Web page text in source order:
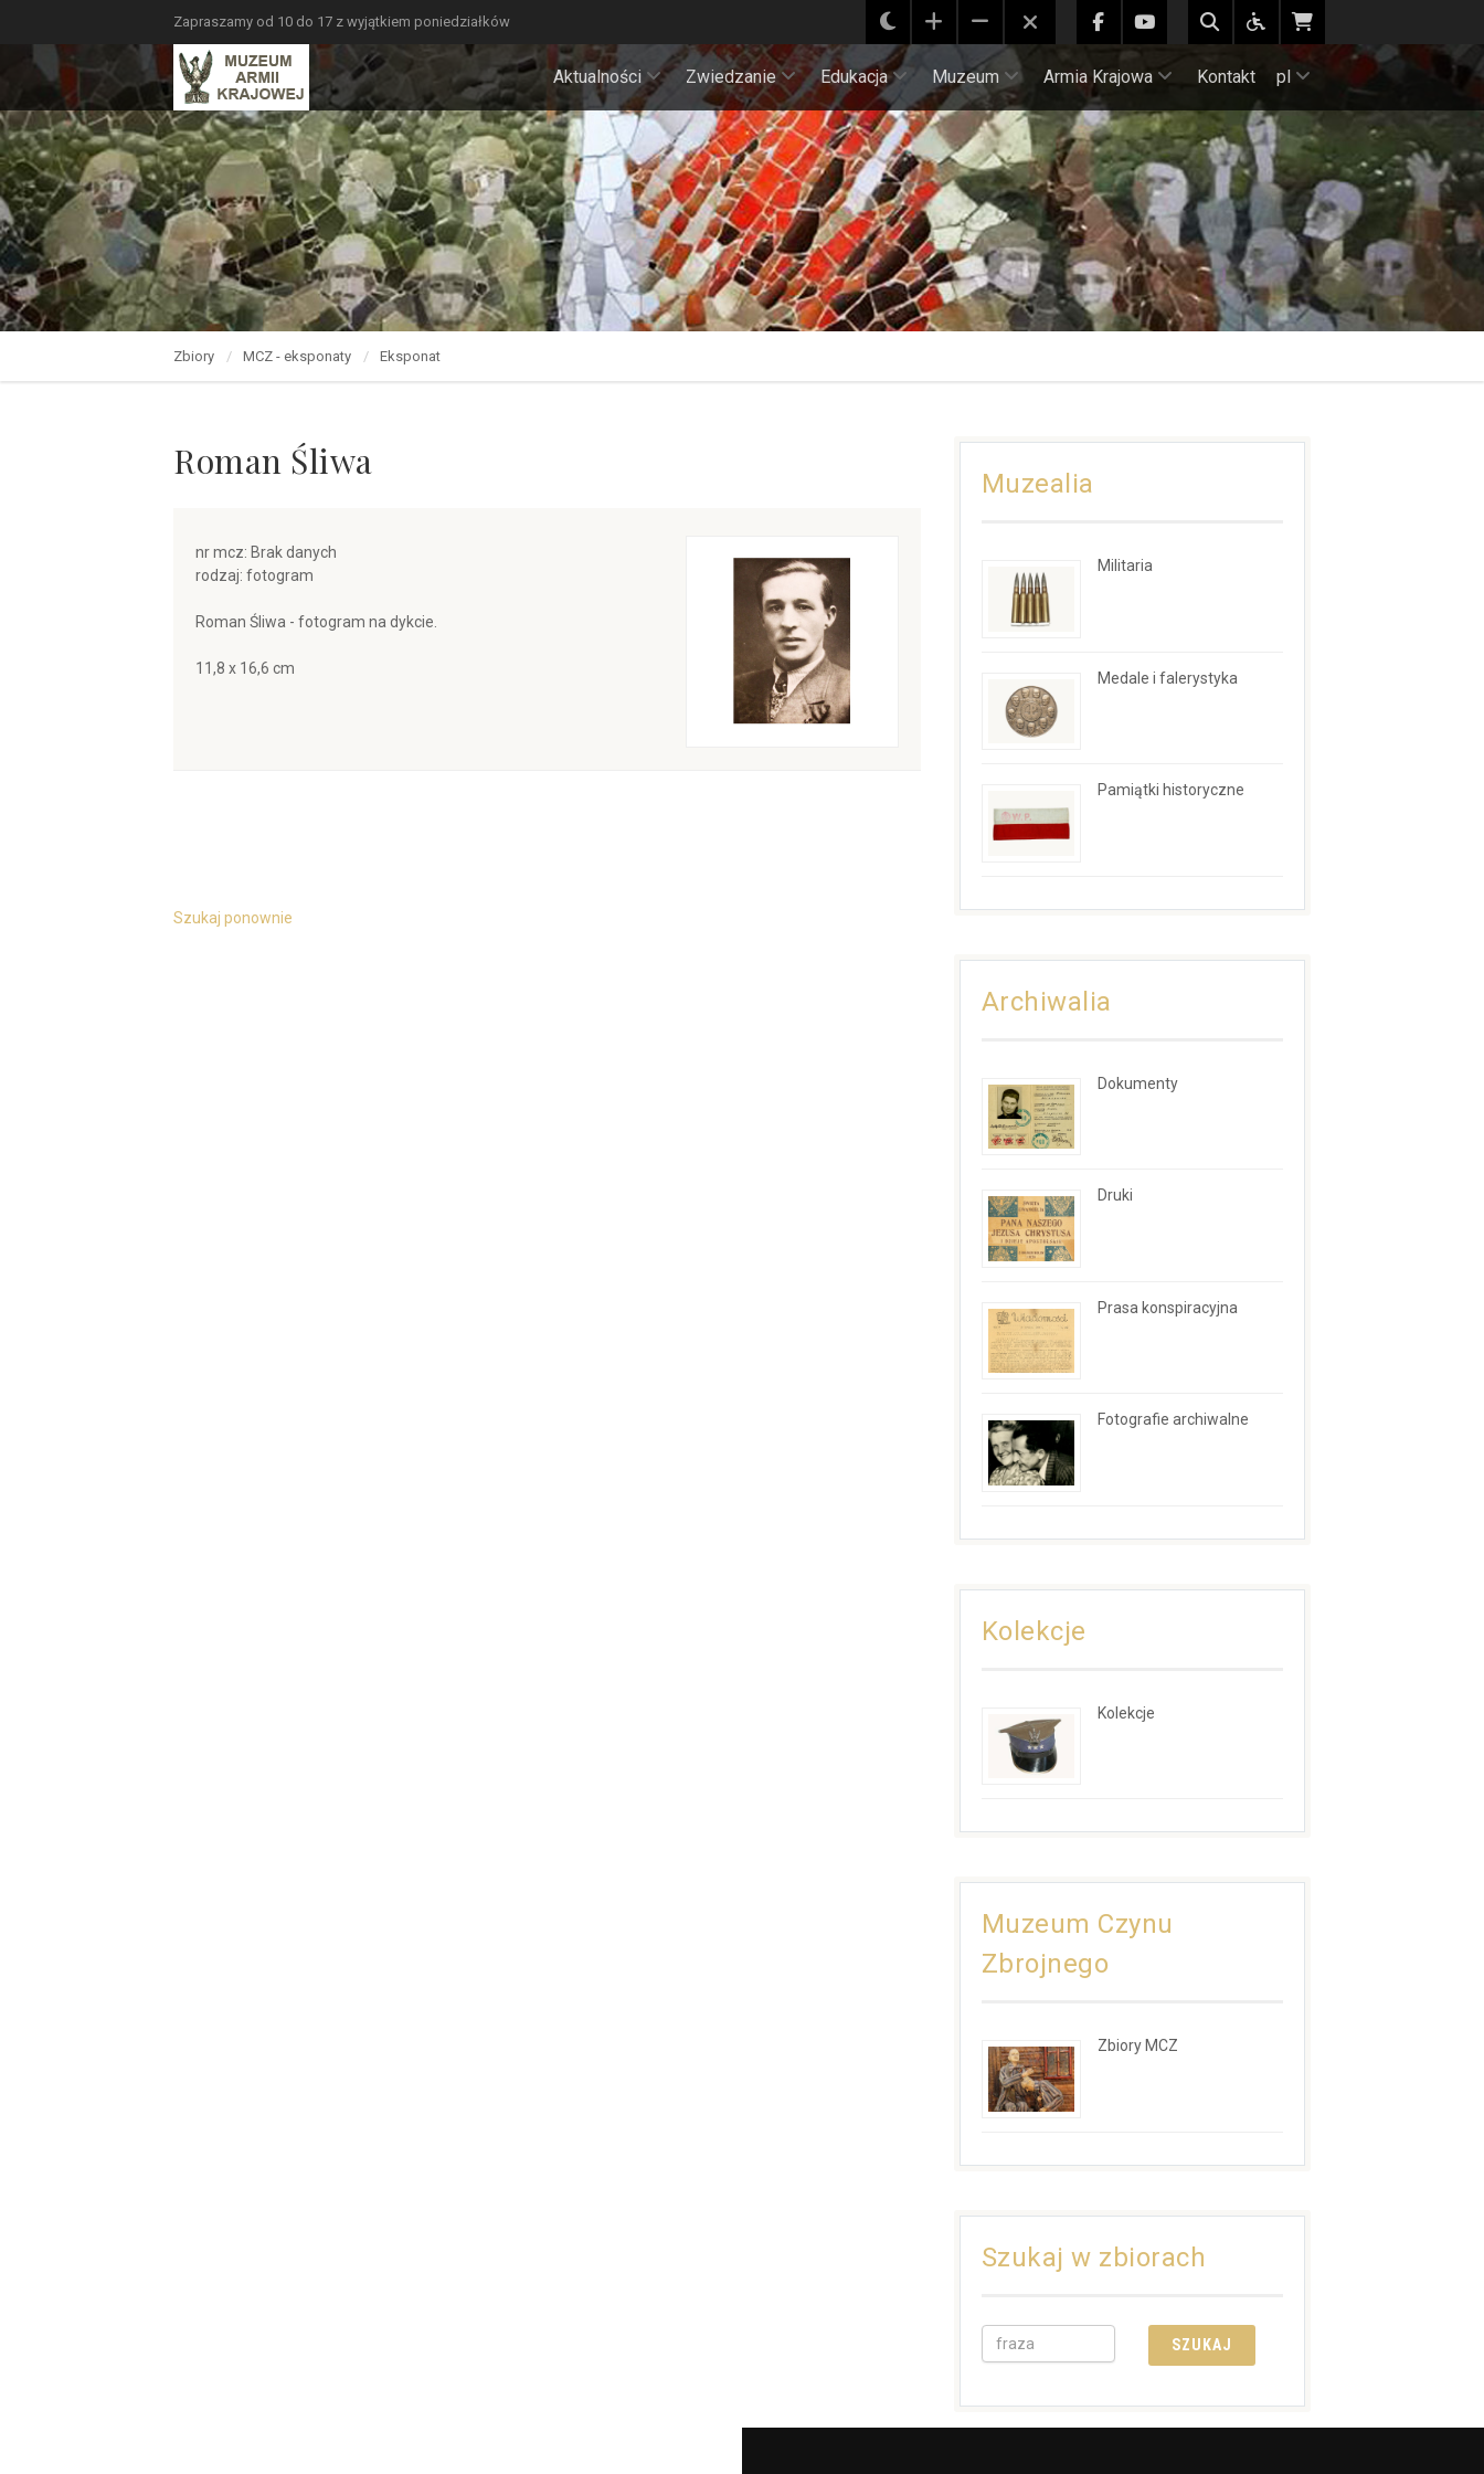
Zapraszamy od 10 do 17 z wyjątkiem poniedziałków
Aktualności Zwiedzanie Edukacja Muzeum Armia Krajowa Kontakt pl
Zbiory MCZ - eksponaty Eksponat
Roman Śliwa
nr mcz: Brak danych
rodzaj: fotogram
Roman Śliwa - fotogram na dykcie.
11,8 x 16,6 cm
Szukaj ponownie
Muzealia
Militaria
Medale i falerystyka
Pamiątki historyczne
Archiwalia
Dokumenty
Druki
Prasa konspiracyjna
Fotografie archiwalne
Kolekcje
Kolekcje
Muzeum Czynu
Zbrojnego
Zbiory MCZ
Szukaj w zbiorach